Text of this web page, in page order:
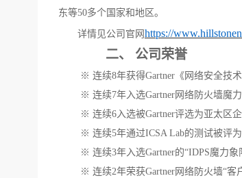
东等50多个国家和地区。
详情见公司官网 https://
二、 公司荣誉
※ 连续8年获得Gartner《网络安全技
※ 连续7年入选Gartner网络防火墙魔
※ 连续6入选被Gartner评选为亚太区
※ 连续5年通过ICSA Lab的测试被评
※ 连续3年入选Gartner的“IDPS魔力象
※ 连续2年荣获Gartner网络防火墙“客